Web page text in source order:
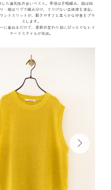
した通気性の良いベスト。身頃は片畦編み、脇は総
・裾はリブで編み分け、さりげない立体感を演出。
ンドスリットが、動きやすさと柔らかな印象をプラ
スします。
に重ねるだけで、季節の変わり目にぴったりなレイ
ヤードスタイルが完成。